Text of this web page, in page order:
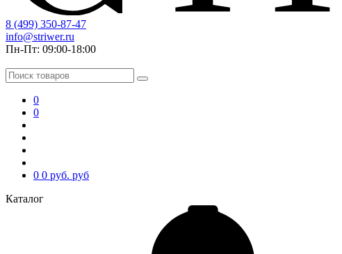
8 (499) 350-87-47
info@striwer.ru
Пн-Пт: 09:00-18:00
0
0
0 0 руб. руб
Каталог